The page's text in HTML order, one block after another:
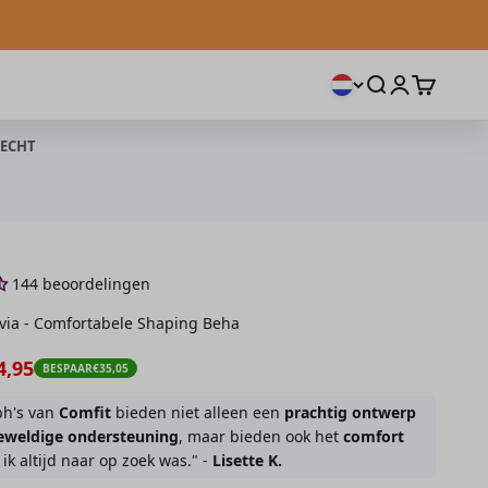
Zoeken openen
144 beoordelingen
- Comfortabele Shaping Beha
BESPAAR€35,05
van Comfit bieden niet alleen een prachtig ontwerp
ondersteuning, maar bieden ook het comfort
altijd naar op zoek was." - Lisette K.